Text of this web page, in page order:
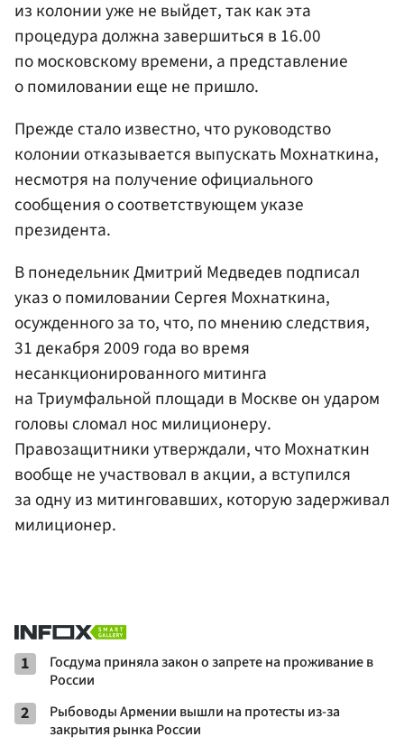
из колонии уже не выйдет, так как эта
процедура должна завершиться в 16.00
по московскому времени, а представление
о помиловании еще не пришло.
Прежде стало известно, что руководство
колонии отказывается выпускать Мохнаткина,
несмотря на получение официального
сообщения о соответствующем указе
президента.
В понедельник Дмитрий Медведев подписал
указ о помиловании Сергея Мохнаткина,
осужденного за то, что, по мнению следствия,
31 декабря 2009 года во время
несанкционированного митинга
на Триумфальной площади в Москве он ударом
головы сломал нос милиционеру.
Правозащитники утверждали, что Мохнаткин
вообще не участвовал в акции, а вступился
за одну из митинговавших, которую задерживал
милиционер.
1
Госдума приняла закон о запрете на проживание в
России
2
Рыбоводы Армении вышли на протесты из-за
закрытия рынка России